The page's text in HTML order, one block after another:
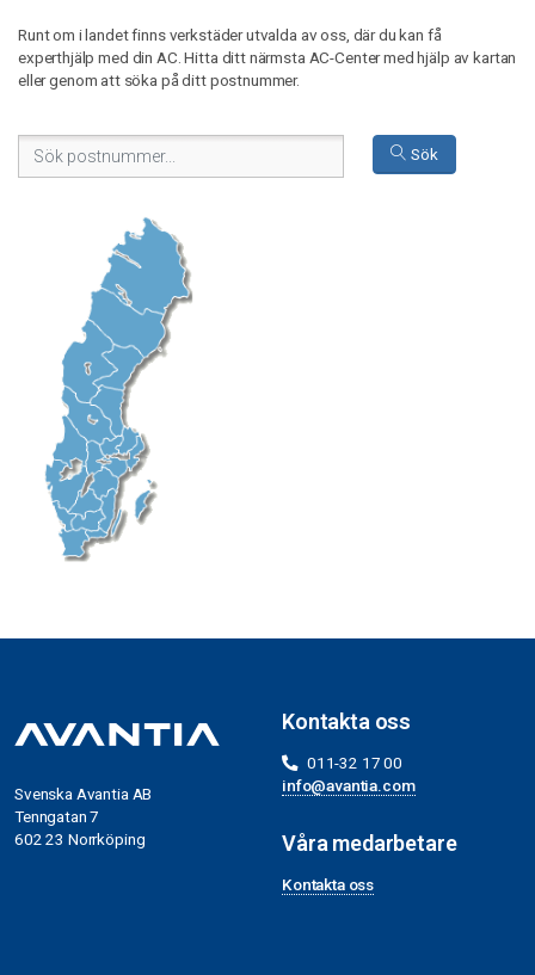
Runt om i landet finns verkstäder utvalda av oss, där du kan få
experthjälp med din AC. Hitta ditt närmsta AC-Center med hjälp av kartan
eller genom att söka på ditt postnummer.
Sök
Svenska Avantia AB
Tenngatan 7
602 23 Norrköping
Kontakta oss
011-32 17 00
info@avantia.com
Våra medarbetare
Kontakta oss